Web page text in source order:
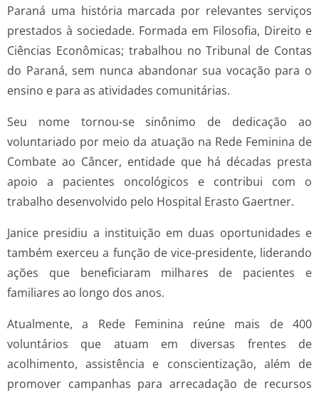
Paraná uma história marcada por relevantes serviços
prestados à sociedade. Formada em Filosofia, Direito e
Ciências Econômicas; trabalhou no Tribunal de Contas
do Paraná, sem nunca abandonar sua vocação para o
ensino e para as atividades comunitárias.
Seu nome tornou-se sinônimo de dedicação ao
voluntariado por meio da atuação na Rede Feminina de
Combate ao Câncer, entidade que há décadas presta
apoio a pacientes oncológicos e contribui com o
trabalho desenvolvido pelo Hospital Erasto Gaertner.
Janice presidiu a instituição em duas oportunidades e
também exerceu a função de vice-presidente, liderando
ações que beneficiaram milhares de pacientes e
familiares ao longo dos anos.
Atualmente, a Rede Feminina reúne mais de 400
voluntários que atuam em diversas frentes de
acolhimento, assistência e conscientização, além de
promover campanhas para arrecadação de recursos